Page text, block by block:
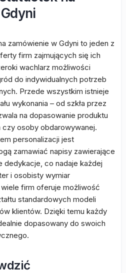
zamówienie w Gdyni to jeden z
firm zajmujących się ich
wachlarz możliwości
do indywidualnych potrzeb
Przede wszystkim istnieje
wykonania – od szkła przez
na dopasowanie produktu
osoby obdarowywanej.
personalizacji jest
zamawiać napisy zawierające
dedykacje, co nadaje każdej
i osobisty wymiar
firm oferuje możliwość
standardowych modeli
klientów. Dzięki temu każdy
dopasowany do swoich